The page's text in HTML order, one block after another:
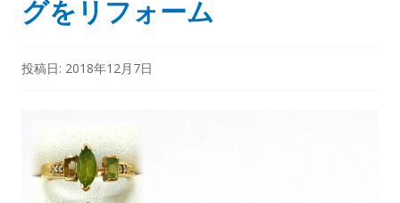
グをリフォーム
投稿日: 2018年12月7日